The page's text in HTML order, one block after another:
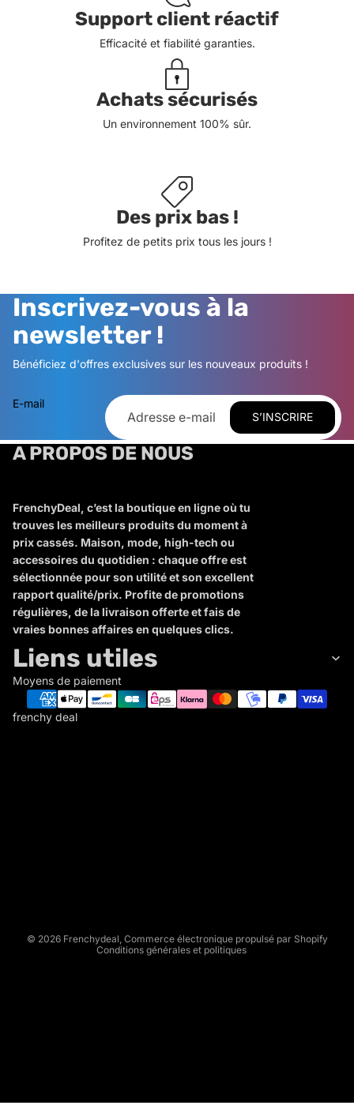
Support client réactif
Efficacité et fiabilité garanties.
Achats sécurisés
Un environnement 100% sûr.
Des prix bas !
Profitez de petits prix tous les jours !
Inscrivez-vous à la
newsletter !
Bénéficiez d'offres exclusives sur les nouveaux produits !
E-mail
S’INSCRIRE
A PROPOS DE NOUS
FrenchyDeal, c’est la boutique en ligne où tu
trouves les meilleurs produits du moment à
prix cassés. Maison, mode, high-tech ou
accessoires du quotidien : chaque offre est
sélectionnée pour son utilité et son excellent
rapport qualité/prix. Profite de promotions
régulières, de la livraison offerte et fais de
vraies bonnes affaires en quelques clics.
Liens utiles
Moyens de paiement
frenchy deal
© 2026 Frenchydeal Commerce électronique propulsé par Shopify
Conditions générales et politiques